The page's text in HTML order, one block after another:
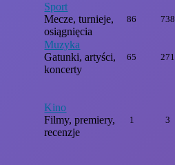
Sport
Mecze, turnieje,
osiągnięcia
86 738
Muzyka
Gatunki, artyści,
koncerty
65 271
Kino
Filmy, premiery,
recenzje
1 3